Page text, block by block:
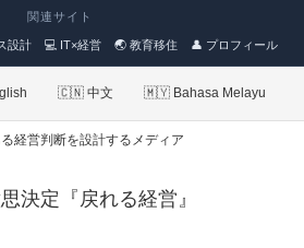
関連サイト
設計 💻 IT×経営 🌏 教育移住 👤 プロフィール
🇨🇳 中文 🇲🇾 Bahasa Melayu
経営判断を設計するメディア
決定『戻れる経営』